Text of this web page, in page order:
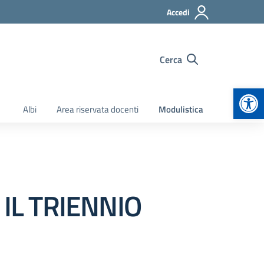
Accedi
Cerca
Albi Area riservata docenti Modulistica
TRIENNIO